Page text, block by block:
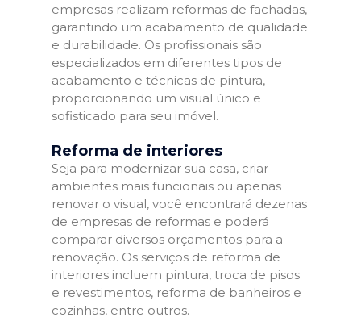
empresas realizam reformas de fachadas,
garantindo um acabamento de qualidade
e durabilidade. Os profissionais são
especializados em diferentes tipos de
acabamento e técnicas de pintura,
proporcionando um visual único e
sofisticado para seu imóvel.
Reforma de interiores
Seja para modernizar sua casa, criar
ambientes mais funcionais ou apenas
renovar o visual, você encontrará dezenas
de empresas de reformas e poderá
comparar diversos orçamentos para a
renovação. Os serviços de reforma de
interiores incluem pintura, troca de pisos
e revestimentos, reforma de banheiros e
cozinhas, entre outros.